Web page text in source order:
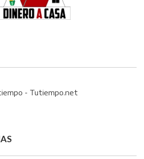
- Tutiempo.net